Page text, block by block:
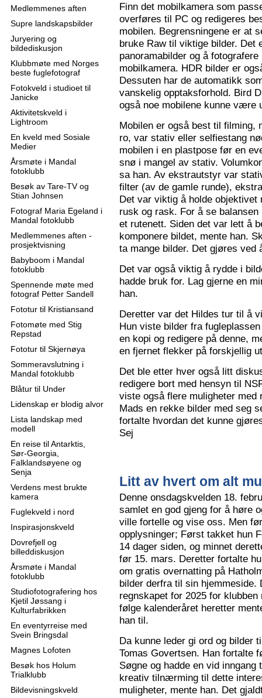
Medlemmenes aften
Supre landskapsbilder
Juryering og
bildediskusjon
Klubbmøte med Norges
beste fuglefotograf
Fotokveld i studioet til
Janicke
Aktivitetskveld i
Lightroom
En kveld med Sosiale
Medier
Årsmøte i Mandal
fotoklubb
Besøk av Tare-TV og
Stian Johnsen
Fotograf Maria Egeland i
Mandal fotoklubb
Medlemmenes aften -
prosjektvisning
Babyboom i Mandal
fotoklubb
Spennende møte med
fotograf Petter Sandell
Fototur til Kristiansand
Fotomøte med Stig
Repstad
Fototur til Skjernøya
Sommeravslutning i
Mandal fotoklubb
Blåtur til Under
Lidenskap er blodig alvor
Lista landskap med
modell
En reise til Antarktis,
Sør-Georgia,
Falklandsøyene og
Senja
Verdens mest brukte
kamera
Fuglekveld i nord
Inspirasjonskveld
Dovrefjell og
billeddiskusjon
Årsmøte i Mandal
fotoklubb
Studiofotografering hos
Kjetil Jøssang i
Kulturfabrikken
En eventyrreise med
Svein Bringsdal
Magnes Lofoten
Besøk hos Holum
Trialklubb
Bildevisningskveld
Finn det mobilkamera som
overføres til PC og redigeres
mobilen. Begrensningene er at
bruke Raw til viktige bilder. Det
panoramabilder og å
mobilkamera. HDR bilder er
Dessuten har de automatikk
vanskelig opptaksforhold. Bird
også noe mobilene kunne være
Mobilen er også best til filming,
ro, var stativ eller selfiestang
mobilen i en plastpose før en
snø i mangel av stativ.
sa han. Av ekstrautstyr var
filter (av de gamle runde),
Det var viktig å holde
rusk og rask. For å se
et rutenett. Siden det var lett å
komponere bildet, mente han.
ta mange bilder. Det gjøres ved
Det var også viktig å rydde i
hadde bruk for. Lag gjerne en
han.
Deretter var det Hildes tur til å
Hun viste bilder fra
en kopi og redigere på denne,
en fjernet flekker på forskjellig
Det ble etter hver også litt
redigere bort med hensyn til
viste også flere muligheter
Mads en rekke bilder med seg
fortalte hvordan det kunne
Sej
Litt av hvert om alt
Denne onsdagskvelden 18.
samlet en god gjeng for å høre
ville fortelle og vise oss. Men
opplysninger; Først takket hun
14 dager siden, og minnet
før 15. mars. Deretter fortalte
om gratis overnatting på
bilder derfra til sin hjemmeside.
regnskapet for 2025 for
følge kalenderåret heretter
han til.
Da kunne leder gi ord og bilder
Tomas Govertsen. Han fortalte
Søgne og hadde en vid
kreativ tilnærming til dette
muligheter, mente han. Det